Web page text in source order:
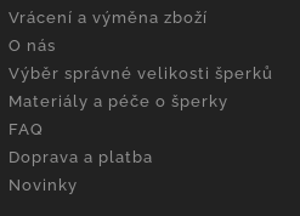
Vrácení a výměna zboží
O nás
Výběr správné velikosti šperků
Materiály a péče o šperky
FAQ
Doprava a platba
Novinky